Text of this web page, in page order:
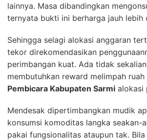
lainnya. Masa dibandingkan
ternyata bukti ini berharga jauh lebih
Sehingga selagi alokasi anggaran
tekor direkomendasikan
perimbangan kuat. Ada tidak
membutuhkan reward melimpah ruah
Pembicara Kabupaten Sarmi alokasi
Mendesak dipertimbangkan mudik
konsumsi komoditas langka seakan-
pakai fungsionalitas ataupun tak.